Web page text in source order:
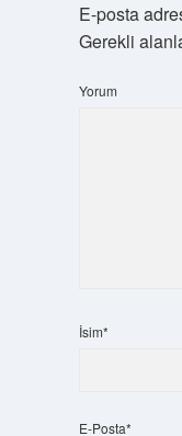
E-posta
Gerekli
Yorum
İsim*
E-Posta*